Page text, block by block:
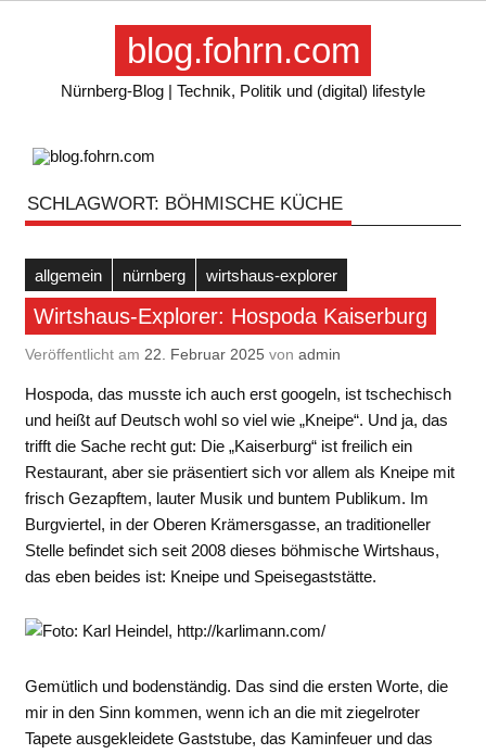
Skip
blog.fohrn.com
Nürnberg-Blog | Technik, Politik und (digital) lifestyle
SCHLAGWORT: BÖHMISCHE KÜCHE
allgemein nürnberg wirtshaus-explorer
Wirtshaus-Explorer: Hospoda Kaiserburg
Veröffentlicht am 22. Februar 2025 von admin
Hospoda, das musste ich auch erst googeln, ist tschechisch
und heißt auf Deutsch wohl so viel wie „Kneipe“. Und ja, das
trifft die Sache recht gut: Die „Kaiserburg“ ist freilich ein
Restaurant, aber sie präsentiert sich vor allem als Kneipe mit
frisch Gezapftem, lauter Musik und buntem Publikum. Im
Burgviertel, in der Oberen Krämersgasse, an traditioneller
Stelle befindet sich seit 2008 dieses böhmische Wirtshaus,
das eben beides ist: Kneipe und Speisegaststätte.
Gemütlich und bodenständig. Das sind die ersten Worte, die
mir in den Sinn kommen, wenn ich an die mit ziegelroter
Tapete ausgekleidete Gaststube, das Kaminfeuer und das